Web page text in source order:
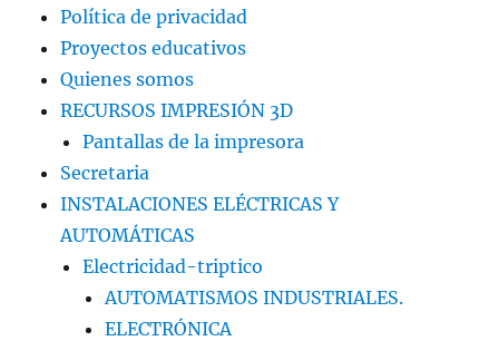
Política de privacidad
Proyectos educativos
Quienes somos
RECURSOS IMPRESIÓN 3D
Pantallas de la impresora
Secretaria
INSTALACIONES ELÉCTRICAS Y
AUTOMÁTICAS
Electricidad-triptico
AUTOMATISMOS INDUSTRIALES.
ELECTRÓNICA